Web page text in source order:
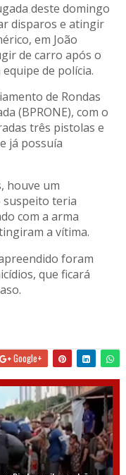
deste domingo
disparos e atingir
em João
de carro após o
de polícia.
de Rondas
(BPRONE), com o
três pistolas e
já possuía
houve um
suspeito teria
com a arma
a vítima.
foram
que ficará
Google+